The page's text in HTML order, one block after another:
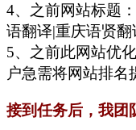
4、之前网站标题
语翻译|重庆语贤翻
5、之前此网站优
户急需将网站排名
接到任务后，我团